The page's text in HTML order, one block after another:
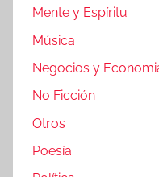
Mente y Espíritu
Música
Negocios y
No Ficción
Otros
Poesía